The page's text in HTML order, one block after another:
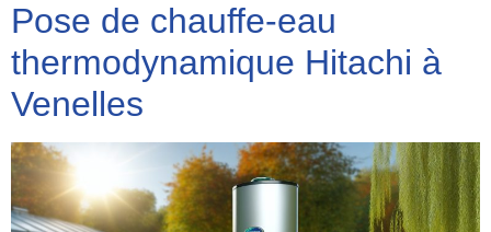
Pose de chauffe-eau
thermodynamique Hitachi à
Venelles